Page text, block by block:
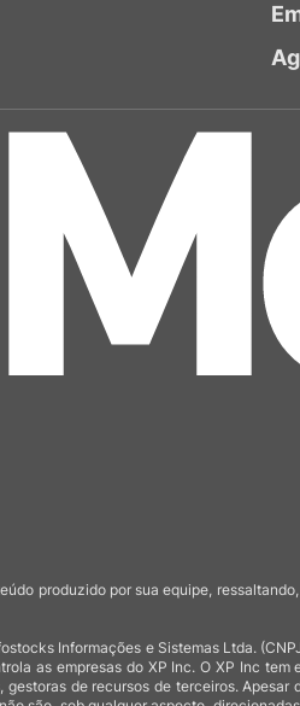
produzido por sua equipe,
Informações e Sistemas Ltda.
as empresas do XP Inc. O XP Inc
de recursos de terceiros.